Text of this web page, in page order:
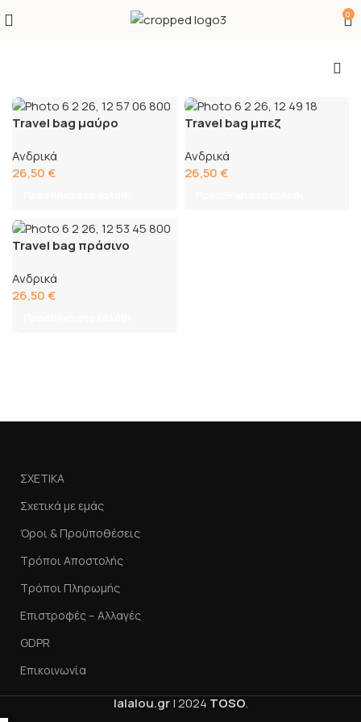
0
Travel bag μαύρο
Ανδρικά
26,50€
Travel bag μπεζ
Ανδρικά
26,50€
Travel bag πράσινο
Ανδρικά
26,50€
ΣΧΕΤΙΚΑ
Σχετικά με εμάς
Όροι & Προϋποθέσεις
Τρόποι Αποστολής
Τρόποι Πληρωμής
Επιστροφές – Αλλαγές
GDPR
Επικοινωνία
lalalou.gr|2024 TOSO.